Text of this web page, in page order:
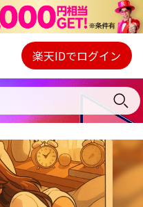
Webプレイヤー
ご契約内容の確認・変更
楽天IDでログイン